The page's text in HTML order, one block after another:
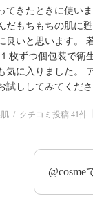
てきたときに使い
だもちもちの肌に
良いと思います。
枚ずつ個包装で衛
気に入りました。
試ししてみてくだ
クチコミ投稿 41件